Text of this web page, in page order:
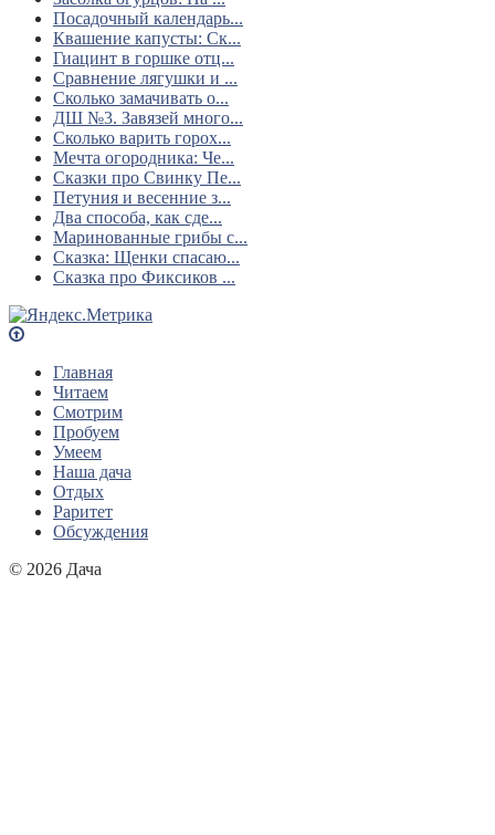
Посадочный календарь...
Квашение капусты: Ск...
Гиацинт в горшке отц...
Сравнение лягушки и ...
Сколько замачивать о...
ДШ №3. Завязей много...
Сколько варить горох...
Мечта огородника: Че...
Сказки про Свинку Пе...
Петуния и весенние з...
Два способа, как сде...
Маринованные грибы с...
Сказка: Щенки спасаю...
Сказка про Фиксиков ...
Главная
Читаем
Смотрим
Пробуем
Умеем
Наша дача
Отдых
Раритет
Обсуждения
© 2026 Дача